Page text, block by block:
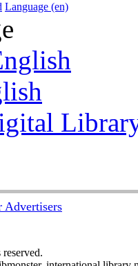
Language (en)
Advertisers